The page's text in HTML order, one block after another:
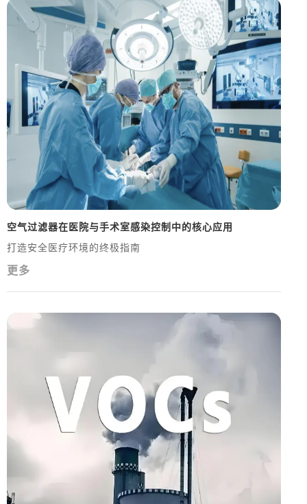
空气过滤器在医院与手术室感染控制中的核心应用
打造安全医疗环境的终极指南
更多